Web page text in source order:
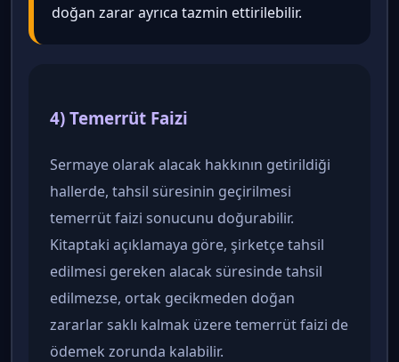
doğan zarar ayrıca tazmin ettirilebilir.
4) Temerrüt Faizi
Sermaye olarak alacak hakkının getirildiği
hallerde, tahsil süresinin geçirilmesi
temerrüt faizi sonucunu doğurabilir.
Kitaptaki açıklamaya göre, şirketçe tahsil
edilmesi gereken alacak süresinde tahsil
edilmezse, ortak gecikmeden doğan
zararlar saklı kalmak üzere temerrüt faizi de
ödemek zorunda kalabilir.